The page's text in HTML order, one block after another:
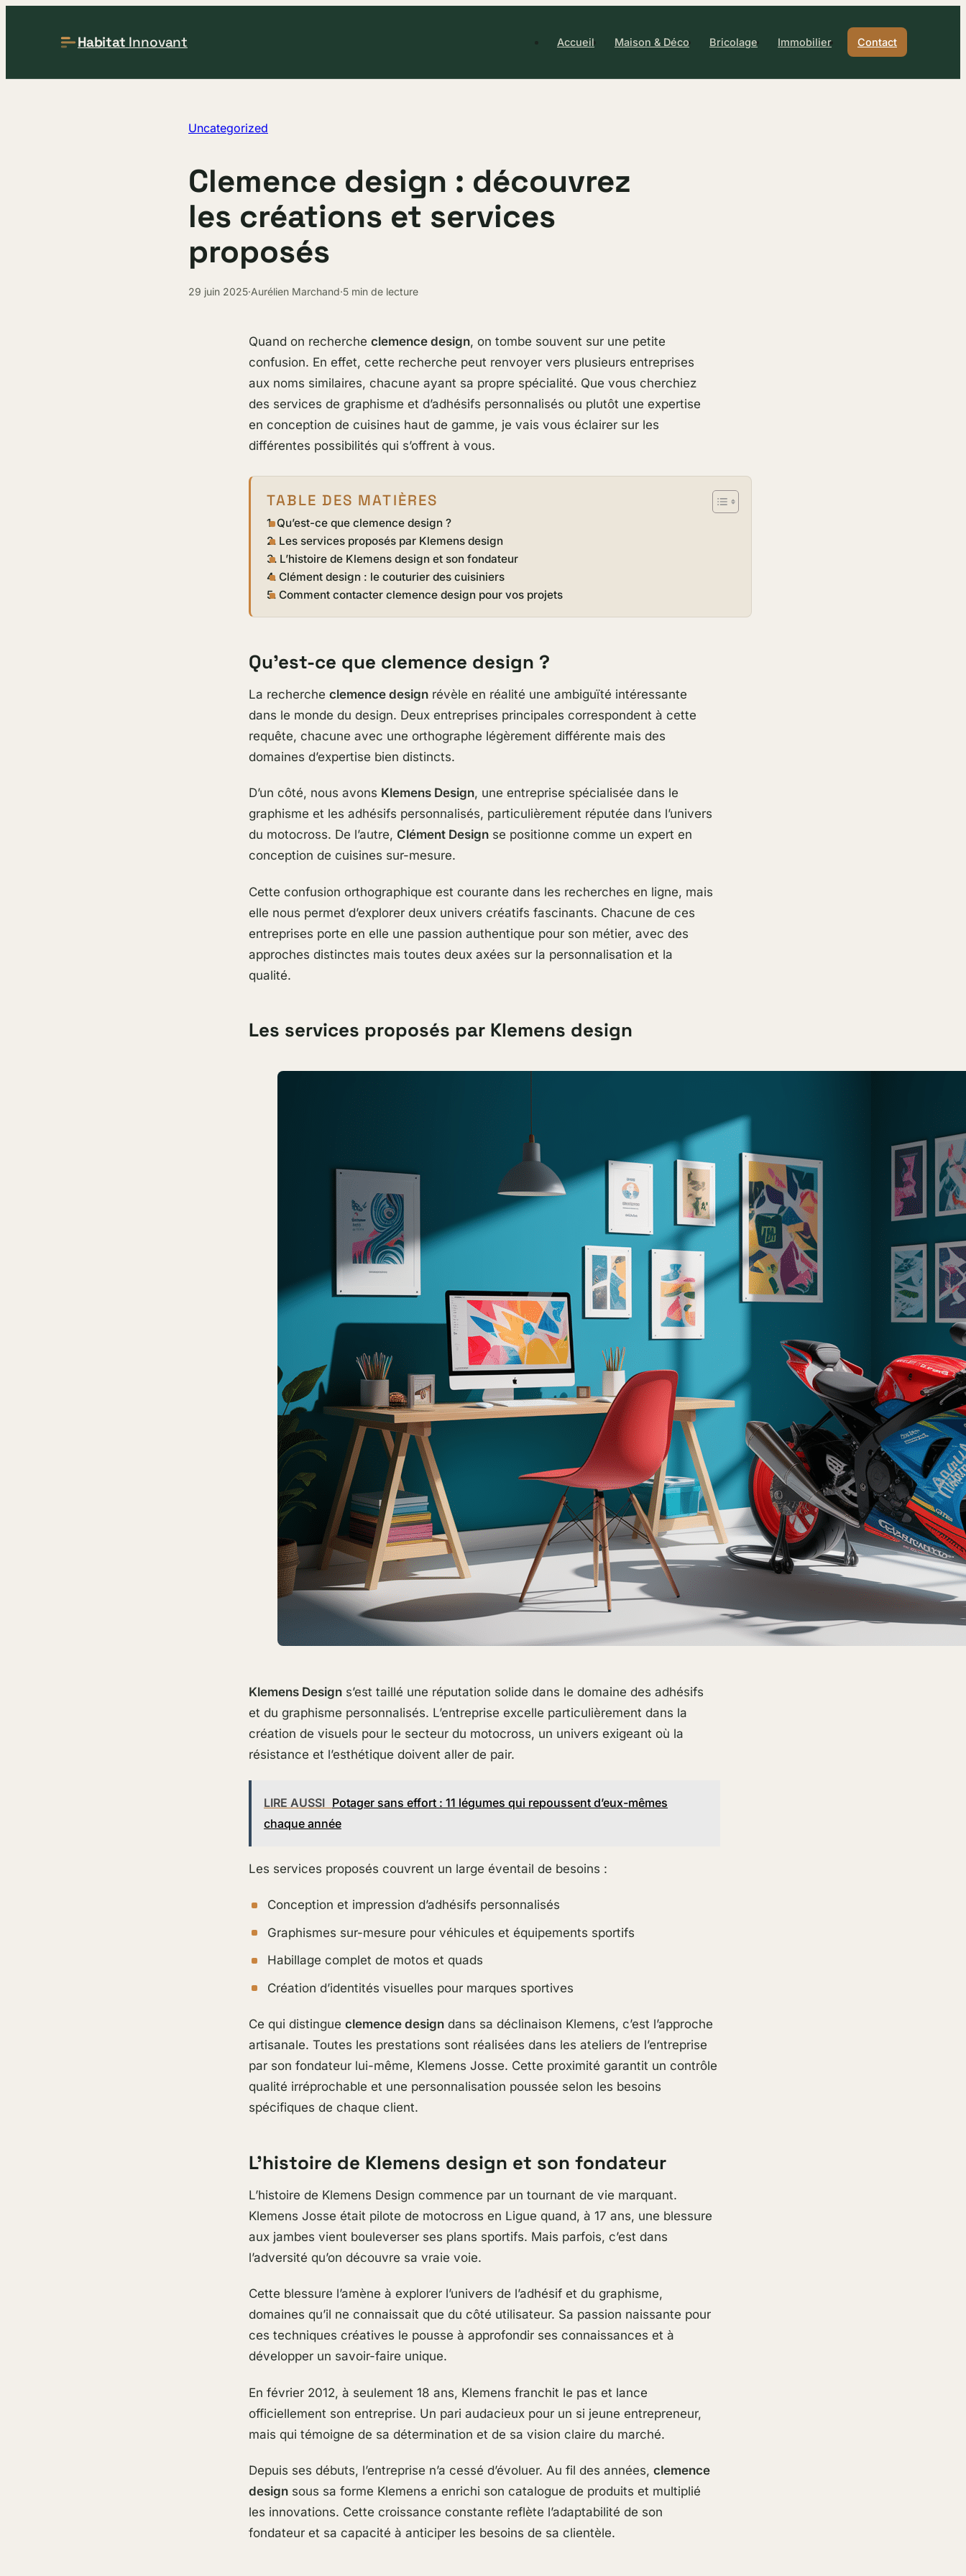
Habitat Innovant Accueil Maison & Déco Bricolage Immobilier Contact
Uncategorized
Clemence design : découvrez
les créations et services
proposés
29 juin 2025·Aurélien Marchand·5 min de lecture
Quand on recherche clemence design, on tombe souvent sur une petite
confusion. En effet, cette recherche peut renvoyer vers plusieurs entreprises
aux noms similaires, chacune ayant sa propre spécialité. Que vous cherchiez
des services de graphisme et d’adhésifs personnalisés ou plutôt une expertise
en conception de cuisines haut de gamme, je vais vous éclairer sur les
différentes possibilités qui s’offrent à vous.
TABLE DES MATIÈRES
Qu’est-ce que clemence design ?
Les services proposés par Klemens design
L’histoire de Klemens design et son fondateur
Clément design : le couturier des cuisiniers
Comment contacter clemence design pour vos projets
Qu’est-ce que clemence design ?
La recherche clemence design révèle en réalité une ambiguïté intéressante
dans le monde du design. Deux entreprises principales correspondent à cette
requête, chacune avec une orthographe légèrement différente mais des
domaines d’expertise bien distincts.
D’un côté, nous avons Klemens Design, une entreprise spécialisée dans le
graphisme et les adhésifs personnalisés, particulièrement réputée dans l’univers
du motocross. De l’autre, Clément Design se positionne comme un expert en
conception de cuisines sur-mesure.
Cette confusion orthographique est courante dans les recherches en ligne, mais
elle nous permet d’explorer deux univers créatifs fascinants. Chacune de ces
entreprises porte en elle une passion authentique pour son métier, avec des
approches distinctes mais toutes deux axées sur la personnalisation et la
qualité.
Les services proposés par Klemens design
Klemens Design s’est taillé une réputation solide dans le domaine des adhésifs
et du graphisme personnalisés. L’entreprise excelle particulièrement dans la
création de visuels pour le secteur du motocross, un univers exigeant où la
résistance et l’esthétique doivent aller de pair.
LIRE AUSSI Potager sans effort : 11 légumes qui repoussent d’eux-mêmes
chaque année
Les services proposés couvrent un large éventail de besoins :
Conception et impression d’adhésifs personnalisés
Graphismes sur-mesure pour véhicules et équipements sportifs
Habillage complet de motos et quads
Création d’identités visuelles pour marques sportives
Ce qui distingue clemence design dans sa déclinaison Klemens, c’est l’approche
artisanale. Toutes les prestations sont réalisées dans les ateliers de l’entreprise
par son fondateur lui-même, Klemens Josse. Cette proximité garantit un contrôle
qualité irréprochable et une personnalisation poussée selon les besoins
spécifiques de chaque client.
L’histoire de Klemens design et son fondateur
L’histoire de Klemens Design commence par un tournant de vie marquant.
Klemens Josse était pilote de motocross en Ligue quand, à 17 ans, une blessure
aux jambes vient bouleverser ses plans sportifs. Mais parfois, c’est dans
l’adversité qu’on découvre sa vraie voie.
Cette blessure l’amène à explorer l’univers de l’adhésif et du graphisme,
domaines qu’il ne connaissait que du côté utilisateur. Sa passion naissante pour
ces techniques créatives le pousse à approfondir ses connaissances et à
développer un savoir-faire unique.
En février 2012, à seulement 18 ans, Klemens franchit le pas et lance
officiellement son entreprise. Un pari audacieux pour un si jeune entrepreneur,
mais qui témoigne de sa détermination et de sa vision claire du marché.
Depuis ses débuts, l’entreprise n’a cessé d’évoluer. Au fil des années, clemence
design sous sa forme Klemens a enrichi son catalogue de produits et multiplié
les innovations. Cette croissance constante reflète l’adaptabilité de son
fondateur et sa capacité à anticiper les besoins de sa clientèle.